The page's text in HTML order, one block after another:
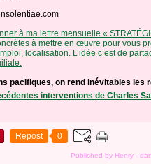
à ma lettre mensuelle «
à mettre en œuvre pour vous
localisation. L’idée c’est de
pacifiques, on rend inévitables les
interventions de Charles
Repost 0
Published by Henry -